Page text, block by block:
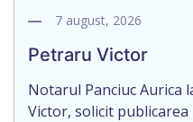
notarial cet.Rudinschi
nr.52, aduce la
actului notarial:
7 august, 2026
Petraru Victor
Notarul Panciuc Aurica
Victor, solicit